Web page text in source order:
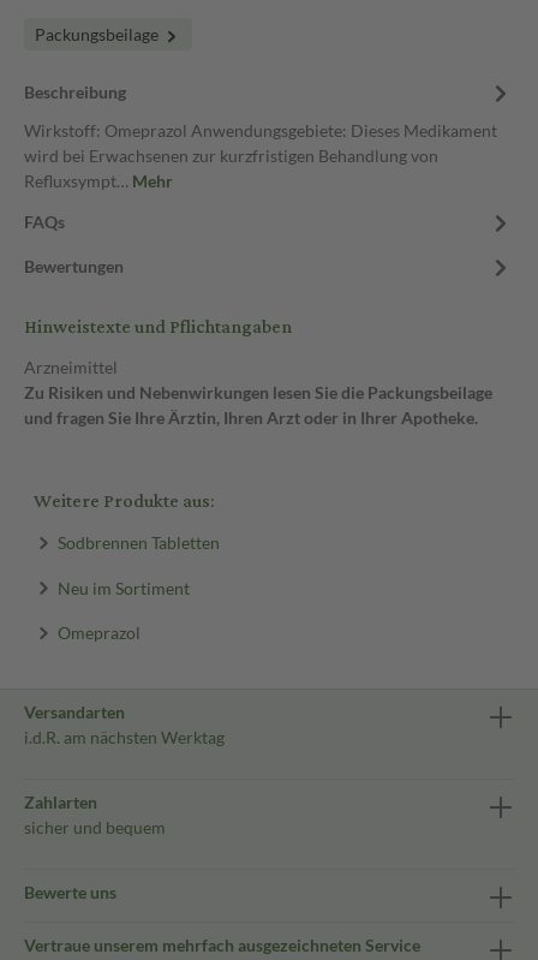
Packungsbeilage
Beschreibung
Wirkstoff: Omeprazol Anwendungsgebiete: Dieses Medikament
wird bei Erwachsenen zur kurzfristigen Behandlung von
Refluxsympt… Mehr
FAQs
Bewertungen
Hinweistexte und Pflichtangaben
Arzneimittel
Zu Risiken und Nebenwirkungen lesen Sie die Packungsbeilage
und fragen Sie Ihre Ärztin, Ihren Arzt oder in Ihrer Apotheke.
Weitere Produkte aus:
Sodbrennen Tabletten
Neu im Sortiment
Omeprazol
Versandarten
i.d.R. am nächsten Werktag
Zahlarten
sicher und bequem
Bewerte uns
Vertraue unserem mehrfach ausgezeichneten Service